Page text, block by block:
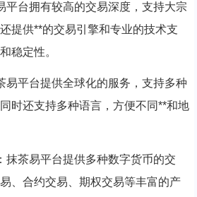
平台拥有较高的交易深度，支持大宗
提供**的交易引擎和专业的技术支
稳定性。
易平台提供全球化的服务，支持多种
时还支持多种语言，方便不同**和地
抹茶易平台提供多种数字货币的交
、合约交易、期权交易等丰富的产